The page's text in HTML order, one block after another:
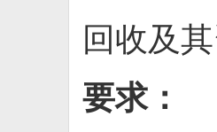
回收及
要求：